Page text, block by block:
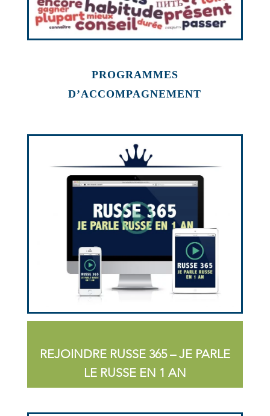
PROGRAMMES
D’ACCOMPAGNEMENT
REJOINDRE RUSSE 365 – JE PARLE
LE RUSSE EN 1 AN